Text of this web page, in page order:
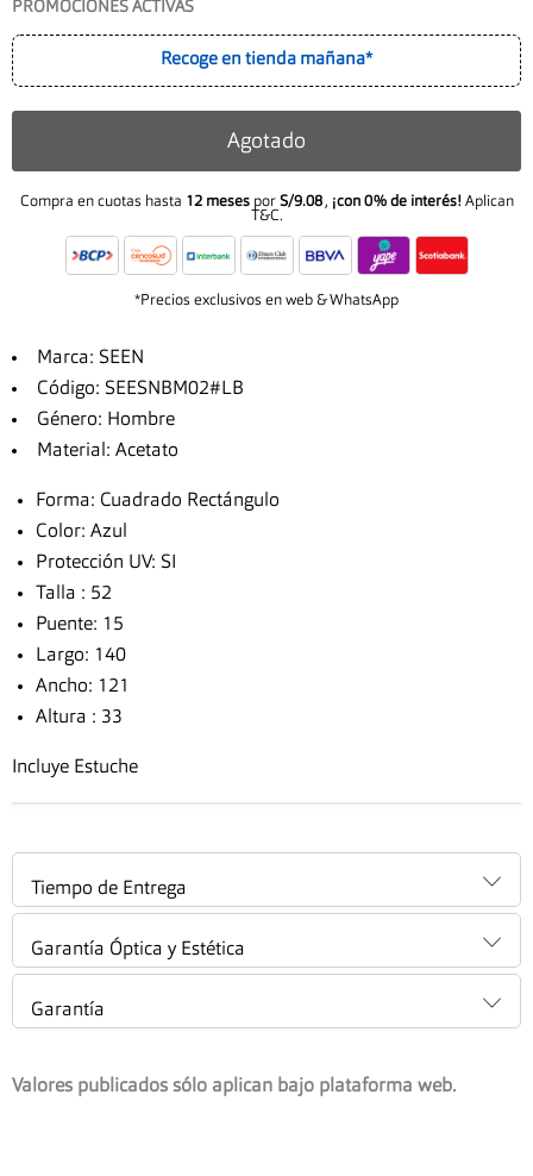
PROMOCIONES ACTIVAS
Recoge en tienda mañana*
Agotado
Compra en cuotas hasta 12 mesespor S/9.08, ¡con 0% de interés!Aplican
T&C.
*Precios exclusivos en web & WhatsApp
Marca: SEEN
Código: SEESNBM02#LB
Género: Hombre
Material: Acetato
Forma: Cuadrado Rectángulo
Color: Azul
Protección UV: SI
Talla : 52
Puente: 15
Largo: 140
Ancho: 121
Altura : 33
Incluye Estuche
Tiempo de Entrega
Garantía Óptica y Estética
Garantía
Valores publicados sólo aplican bajo plataforma web.